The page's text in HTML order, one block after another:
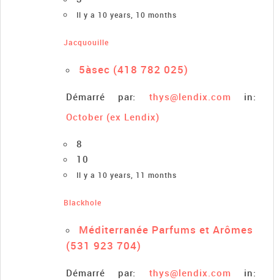
Il y a 10 years, 10 months
Jacquouille
5àsec (418 782 025)
Démarré par: thys@lendix.com
in:
October (ex Lendix)
8
10
Il y a 10 years, 11 months
Blackhole
Méditerranée Parfums et Arômes
(531 923 704)
Démarré par: thys@lendix.com
in: